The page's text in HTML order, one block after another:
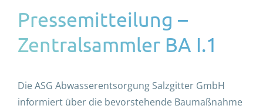
Pressemitteilung –
Zentralsammler BA I.1
Die ASG Abwasserentsorgung Salzgitter GmbH
informiert über die bevorstehende Baumaßnahme